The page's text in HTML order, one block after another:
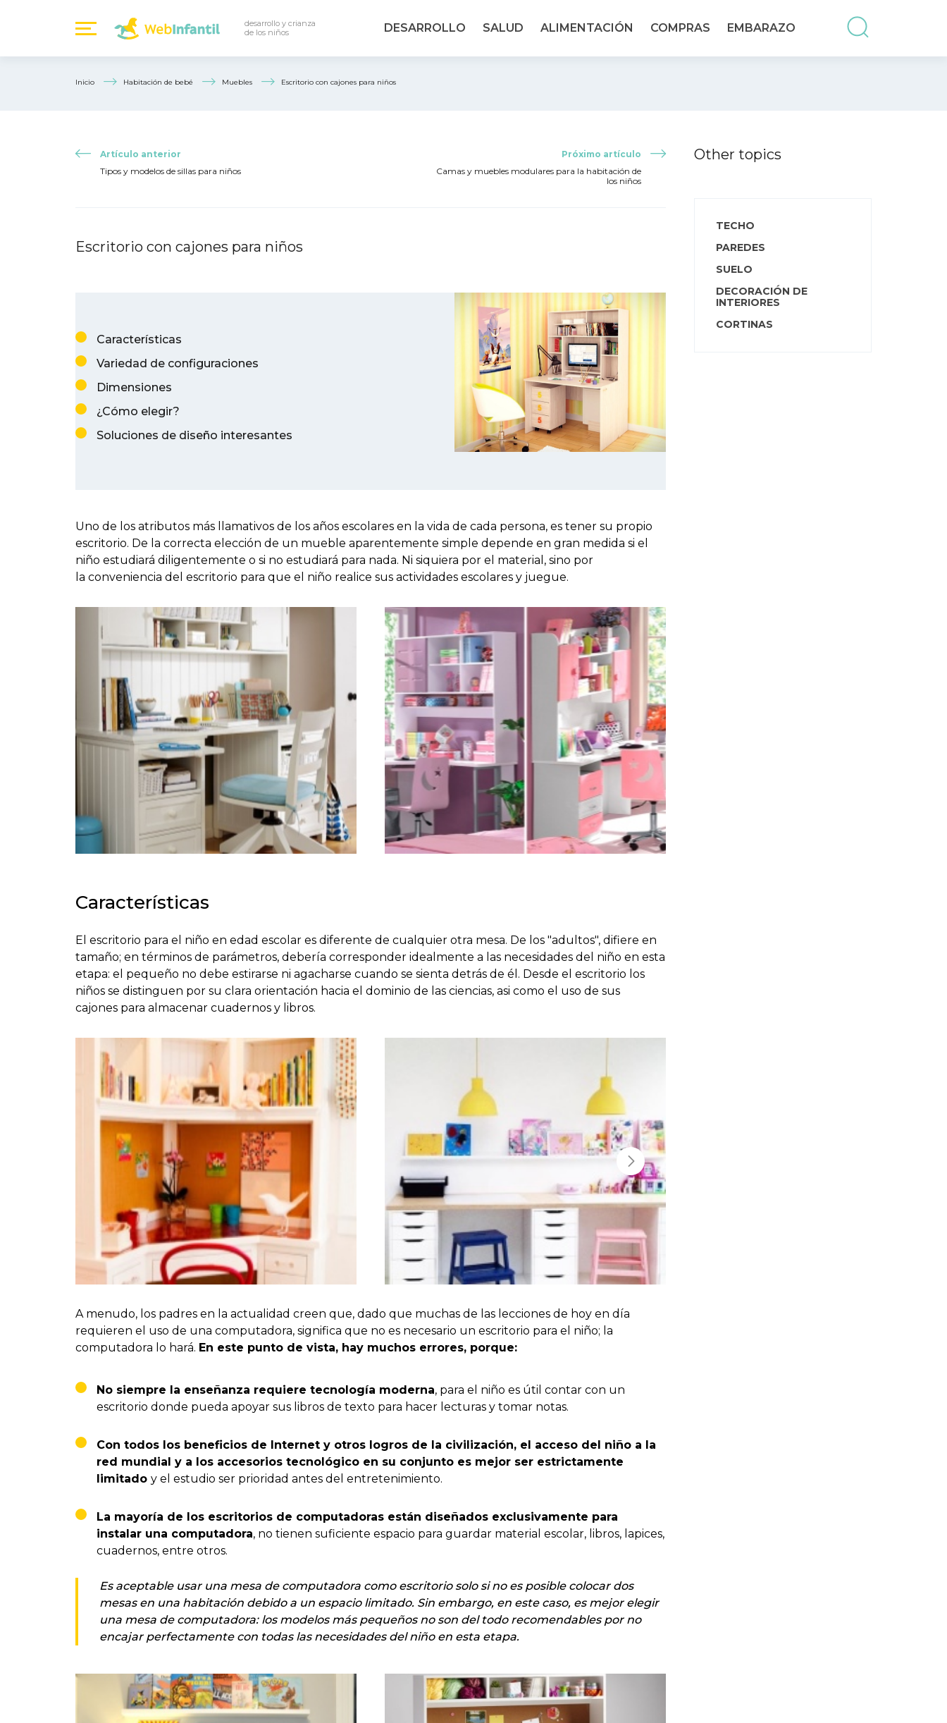
desarrollo y crianza
de los niños
DESARROLLO SALUD ALIMENTACIÓN COMPRAS EMBARAZO
Inicio Habitación de bebé Muebles Escritorio con cajones para niños
Artículo anterior
Tipos y modelos de sillas para niños
Próximo artículo
Camas y muebles modulares para la habitación de
los niños
Escritorio con cajones para niños
Características
Variedad de configuraciones
Dimensiones
¿Cómo elegir?
Soluciones de diseño interesantes
Uno de los atributos más llamativos de los años escolares en la vida de cada persona, es tener su propio
escritorio. De la correcta elección de un mueble aparentemente simple depende en gran medida si el
niño estudiará diligentemente o si no estudiará para nada. Ni siquiera por el material, sino por
la conveniencia del escritorio para que el niño realice sus actividades escolares y juegue.
Características
El escritorio para el niño en edad escolar es diferente de cualquier otra mesa. De los "adultos", difiere en
tamaño; en términos de parámetros, debería corresponder idealmente a las necesidades del niño en esta
etapa: el pequeño no debe estirarse ni agacharse cuando se sienta detrás de él. Desde el escritorio los
niños se distinguen por su clara orientación hacia el dominio de las ciencias, asi como el uso de sus
cajones para almacenar cuadernos y libros.
A menudo, los padres en la actualidad creen que, dado que muchas de las lecciones de hoy en día
requieren el uso de una computadora, significa que no es necesario un escritorio para el niño; la
computadora lo hará. En este punto de vista, hay muchos errores, porque:
No siempre la enseñanza requiere tecnología moderna, para el niño es útil contar con un
escritorio donde pueda apoyar sus libros de texto para hacer lecturas y tomar notas.
Con todos los beneficios de Internet y otros logros de la civilización, el acceso del niño a la
red mundial y a los accesorios tecnológico en su conjunto es mejor ser estrictamente
limitado y el estudio ser prioridad antes del entretenimiento.
La mayoría de los escritorios de computadoras están diseñados exclusivamente para
instalar una computadora, no tienen suficiente espacio para guardar material escolar, libros, lapices,
cuadernos, entre otros.
Es aceptable usar una mesa de computadora como escritorio solo si no es posible colocar dos
mesas en una habitación debido a un espacio limitado. Sin embargo, en este caso, es mejor elegir
una mesa de computadora: los modelos más pequeños no son del todo recomendables por no
encajar perfectamente con todas las necesidades del niño en esta etapa.
Other topics
TECHO
PAREDES
SUELO
DECORACIÓN DE
INTERIORES
CORTINAS